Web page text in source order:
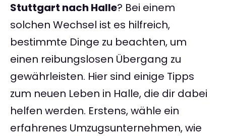
Stuttgart nach Halle? Bei einem
solchen Wechsel ist es hilfreich,
bestimmte Dinge zu beachten, um
einen reibungslosen Übergang zu
gewährleisten. Hier sind einige Tipps
zum neuen Leben in Halle, die dir dabei
helfen werden. Erstens, wähle ein
erfahrenes Umzugsunternehmen, wie